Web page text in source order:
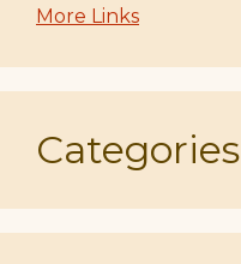
More Links
Categories